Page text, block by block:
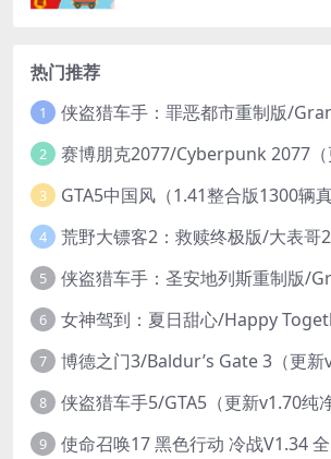
热门推荐
1
2
3
4
5
6
7
8
9